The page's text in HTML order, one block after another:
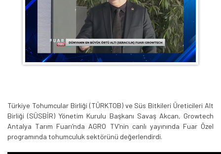
Türkiye Tohumcular Birliği (TÜRKTOB) ve Süs Bitkileri Üreticileri Alt
Birliği (SÜSBİR) Yönetim Kurulu Başkanı Savaş Akcan, Growtech
Antalya Tarım Fuarı'nda AGRO TV'nin canlı yayınında Fuar Özel
programında tohumculuk sektörünü değerlendirdi.